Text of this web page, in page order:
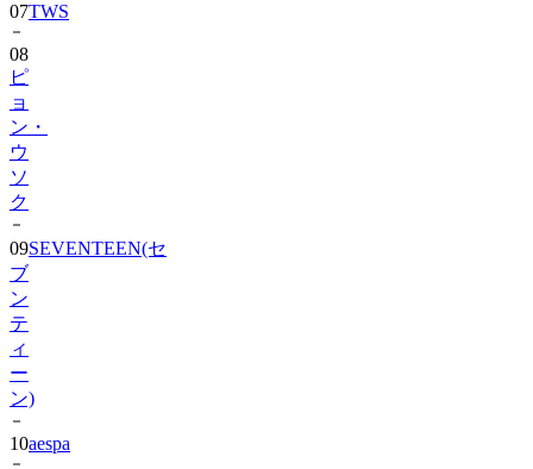
08
ピ
ョ
ン・
ウ
ソ
ク
09
ブ
ン
テ
ィ
ー
ン)
10aespa
11CORTIS